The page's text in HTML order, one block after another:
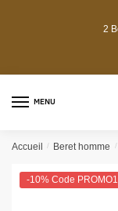
2
MENU
Accueil / Beret homme /
-10% Code